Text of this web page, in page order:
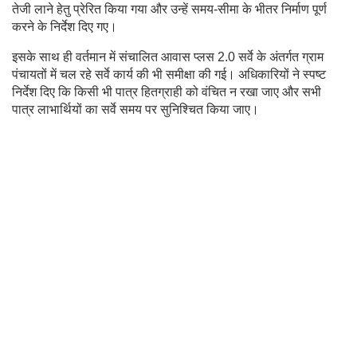
तेजी लाने हेतु प्रेरित किया गया और उन्हें समय-सीमा के भीतर निर्माण पूर्ण
करने के निर्देश दिए गए।
इसके साथ ही वर्तमान में संचालित आवास प्लस 2.0 सर्वे के अंतर्गत ग्राम
पंचायतों में चल रहे सर्वे कार्य की भी समीक्षा की गई। अधिकारियों ने स्पष्ट
निर्देश दिए कि किसी भी पात्र हितग्राही को वंचित न रखा जाए और सभी
पात्र लाभार्थियों का सर्वे समय पर सुनिश्चित किया जाए।